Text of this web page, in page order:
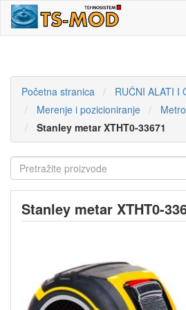
Početna stranica
RUČNI ALATI I
Merenje i pozicioniranje
Stanley metar XTHT0-33671
Stanley metar XTHT0-